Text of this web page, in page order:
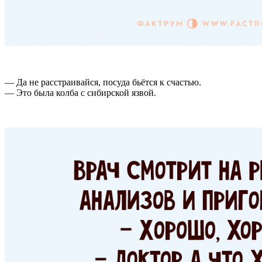
— Да не расстраивайся, посуда бьётся к счастью.
— Это была колба с сибирской язвой.